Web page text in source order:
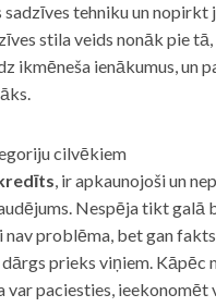
tehniku un nopirkt
stila veids nonāk pie
ikmēneša ienākumus, un
cilvēkiem
, ir apkaunojoši un
Nespēja tikt galā
nav problēma, bet gan
prieks viņiem. Kāpēc
var paciesties, ieekonomēt